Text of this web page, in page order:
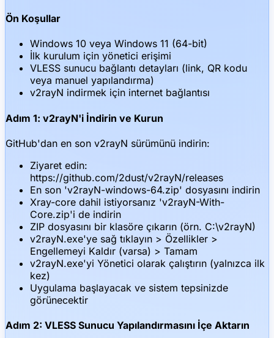
Ön Koşullar
Windows 10 veya Windows 11 (64-bit)
İlk kurulum için yönetici erişimi
VLESS sunucu bağlantı detayları (link, QR kodu
veya manuel yapılandırma)
v2rayN indirmek için internet bağlantısı
Adım 1: v2rayN'i İndirin ve Kurun
GitHub'dan en son v2rayN sürümünü indirin:
Ziyaret edin:
https://github.com/2dust/v2rayN/releases
En son 'v2rayN-windows-64.zip' dosyasını indirin
Xray-core dahil istiyorsanız 'v2rayN-With-
Core.zip'i de indirin
ZIP dosyasını bir klasöre çıkarın (örn. C:\v2rayN)
v2rayN.exe'ye sağ tıklayın > Özellikler >
Engellemeyi Kaldır (varsa) > Tamam
v2rayN.exe'yi Yönetici olarak çalıştırın (yalnızca ilk
kez)
Uygulama başlayacak ve sistem tepsinizde
görünecektir
Adım 2: VLESS Sunucu Yapılandırmasını İçe Aktarın